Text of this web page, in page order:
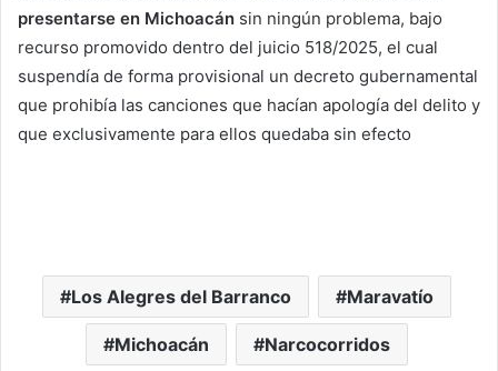
presentarse en Michoacán sin ningún problema, bajo
recurso promovido dentro del juicio 518/2025, el cual
suspendía de forma provisional un decreto gubernamental
que prohibía las canciones que hacían apología del delito y
que exclusivamente para ellos quedaba sin efecto
Los Alegres del Barranco Maravatío
Michoacán Narcocorridos